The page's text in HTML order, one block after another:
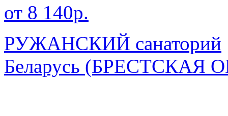
от 8 140р.
РУЖАНСКИЙ санаторий
Беларусь (БРЕСТСКАЯ